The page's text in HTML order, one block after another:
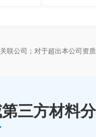
公司；对于超出本公司
三方材料